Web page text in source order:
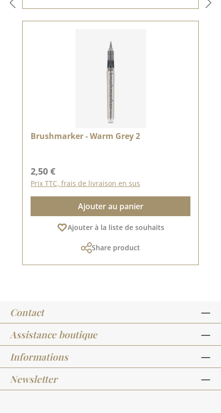
Brushmarker - Warm Grey 2
Prix régulier :
2,50 €
Prix TTC, frais de livraison en sus
Ajouter au panier
Ajouter à la liste de souhaits
Share product
Contact
Assistance boutique
Informations
Newsletter